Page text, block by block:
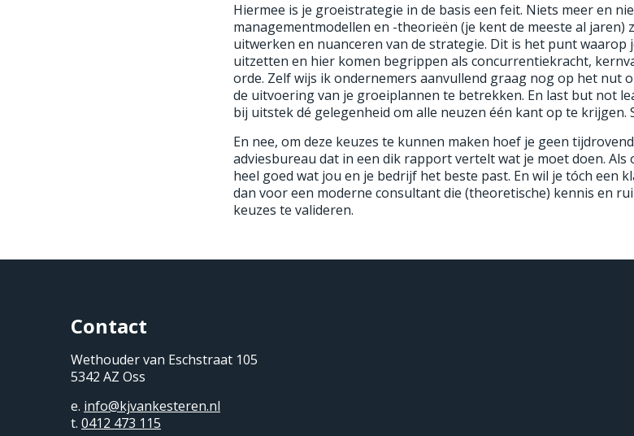
Hiermee is je groeistrategie in de basis een feit. Niets meer en
managementmodellen en -theorieën (je kent de meeste al jaren)
uitwerken en nuanceren van de strategie. Dit is het punt
uitzetten en hier komen begrippen als concurrentiekracht,
orde. Zelf wijs ik ondernemers aanvullend graag nog op het nut
de uitvoering van je groeiplannen te betrekken. En last but not
bij uitstek dé gelegenheid om alle neuzen één kant op te krijgen.
En nee, om deze keuzes te kunnen maken hoef je geen
adviesbureau dat in een dik rapport vertelt wat je moet doen.
heel goed wat jou en je bedrijf het beste past. En wil je tóch een
dan voor een moderne consultant die (theoretische) kennis en
keuzes te valideren.
Contact
Wethouder van Eschstraat 105
5342 AZ Oss
e. info@kjvankesteren.nl
t. 0412 473 115